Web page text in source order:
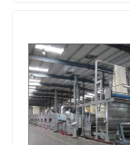
máquina de
stenter do